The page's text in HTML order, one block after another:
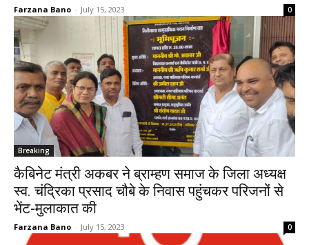
Farzana Bano - July 15, 2023 0
Breaking
कैबिनेट मंत्री अकबर ने ब्राम्हण समाज के जिला अध्यक्ष
स्व. चंद्रिका प्रसाद चौबे के निवास पहुंचकर परिजनों से
भेंट-मुलाकात की
Farzana Bano - July 15, 2023 0